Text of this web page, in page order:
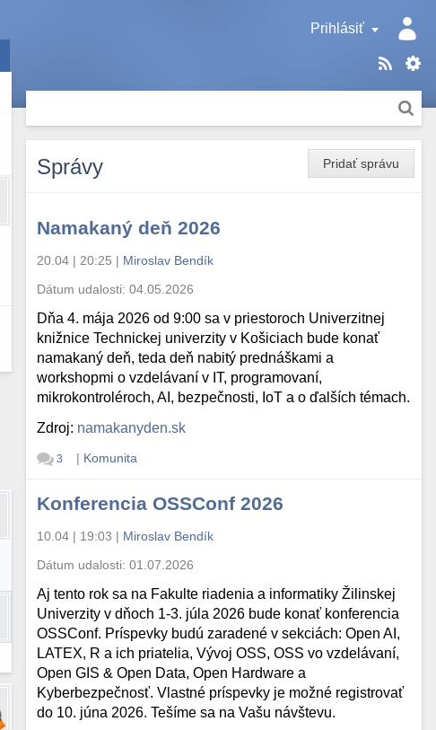
Prihlásiť
Pridať správu
Správy
Namakaný deň 2026
20.04 | 20:25 | Miroslav Bendík
Dátum udalosti:04.05.2026
Dňa 4. mája 2026 od 9:00 sa v priestoroch Univerzitnej
knižnice Technickej univerzity v Košiciach bude konať
namakaný deň, teda deň nabitý prednáškami a
workshopmi o vzdelávaní v IT, programovaní,
mikrokontroléroch, AI, bezpečnosti, IoT a o ďalších témach.
Zdroj: namakanyden.sk
3 | Komunita
Konferencia OSSConf 2026
10.04 | 19:03 | Miroslav Bendík
Dátum udalosti:01.07.2026
Aj tento rok sa na Fakulte riadenia a informatiky Žilinskej
Univerzity v dňoch 1-3. júla 2026 bude konať konferencia
OSSConf. Príspevky budú zaradené v sekciách: Open AI,
LATEX, R a ich priatelia, Vývoj OSS, OSS vo vzdelávaní,
Open GIS & Open Data, Open Hardware a
Kyberbezpečnosť. Vlastné príspevky je možné registrovať
do 10. júna 2026. Tešíme sa na Vašu návštevu.